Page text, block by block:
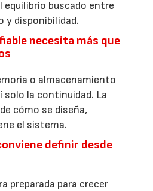
equilibrio buscado entre
y disponibilidad.
necesita más que
o almacenamiento
solo la continuidad. La
cómo se diseña,
el sistema.
definir desde
preparada para crecer